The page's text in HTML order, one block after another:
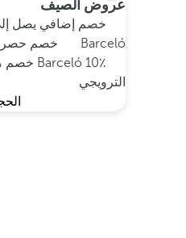
عروض الصيف
Barceló
Barceló 10٪
الترويجي